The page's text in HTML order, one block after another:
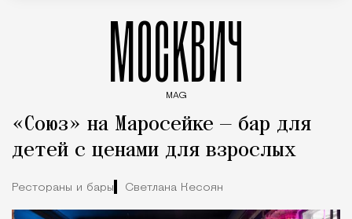
МОСКВИЧ
MAG
«Союз» на Маросейке — бар для
детей с ценами для взрослых
Рестораны и бары Светлана Кесоян